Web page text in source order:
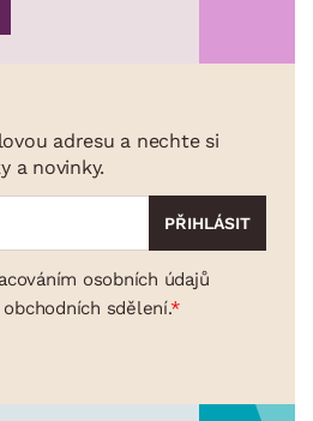
adresu a nechte si
a novinky.
osobních údajů
sdělení.